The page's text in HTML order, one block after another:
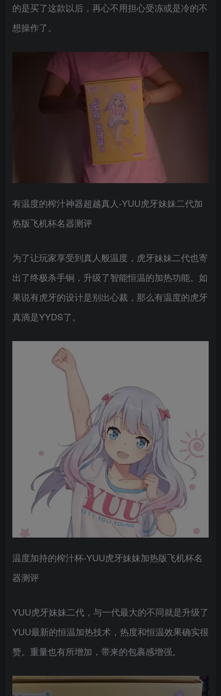
的是买了这款以后，再心不用担心受冻或是冷的不
想操作了。
有温度的榨汁神器超越真人-YUU虎牙妹妹二代加
热版飞机杯名器测评
为了让玩家享受到真人般温度，虎牙妹妹二代也寄
出了终极杀手锏，升级了智能恒温的加热功能。如
果说有虎牙的设计是别出心裁，那么有温度的虎牙
真滴是YYDS了。
温度加持的榨汁杯-YUU虎牙妹妹加热版飞机杯名
器测评
YUU虎牙妹妹二代，与一代最大的不同就是升级了
YUU最新的恒温加热技术，热度和恒温效果确实很
赞。重量也有所增加，带来的包裹感增强。